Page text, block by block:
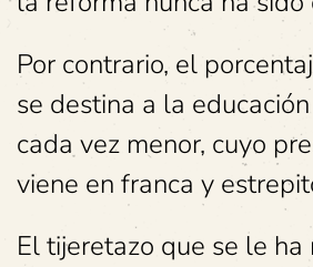
Por contrario, el
se destina a la
cada vez menor, cuyo
viene en franca y
El tijeretazo que se le